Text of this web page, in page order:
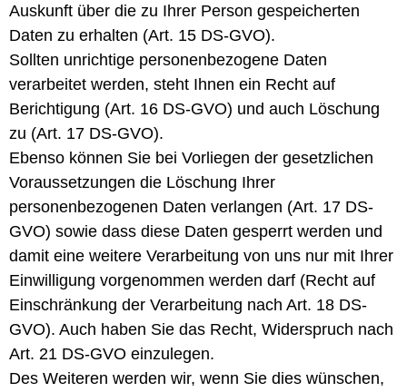
Auskunft über die zu Ihrer Person gespeicherten
Daten zu erhalten (Art. 15 DS-GVO).
Sollten unrichtige personenbezogene Daten
verarbeitet werden, steht Ihnen ein Recht auf
Berichtigung (Art. 16 DS-GVO) und auch Löschung
zu (Art. 17 DS-GVO).
Ebenso können Sie bei Vorliegen der gesetzlichen
Voraussetzungen die Löschung Ihrer
personenbezogenen Daten verlangen (Art. 17 DS-
GVO) sowie dass diese Daten gesperrt werden und
damit eine weitere Verarbeitung von uns nur mit Ihrer
Einwilligung vorgenommen werden darf (Recht auf
Einschränkung der Verarbeitung nach Art. 18 DS-
GVO). Auch haben Sie das Recht, Widerspruch nach
Art. 21 DS-GVO einzulegen.
Des Weiteren werden wir, wenn Sie dies wünschen,